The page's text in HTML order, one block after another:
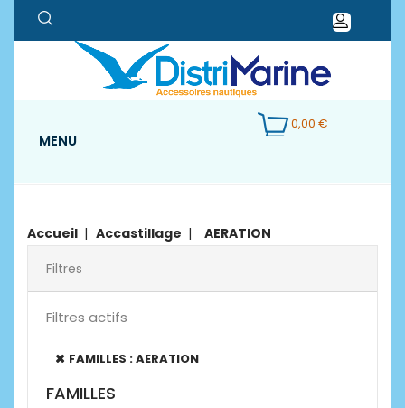
0,00 €
MENU
Accueil Accastillage
AERATION
Filtres
Filtres actifs
FAMILLES : AERATION
FAMILLES